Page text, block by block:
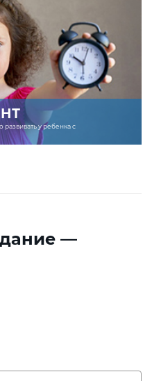
у ребенка с
—